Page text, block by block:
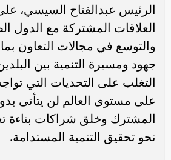
الرئيس عبدالفتاح السيسي،
العلاقات المشتركة مع الدول
والتوسع في مجالات التعاون
جهود ومسيرة التنمية بين
التغلب على التحديات التي
على مستوى العالم لن يتأتى
المشترك وخلق شراكات بناءة
نحو تحقيق التنمية المستدامة.